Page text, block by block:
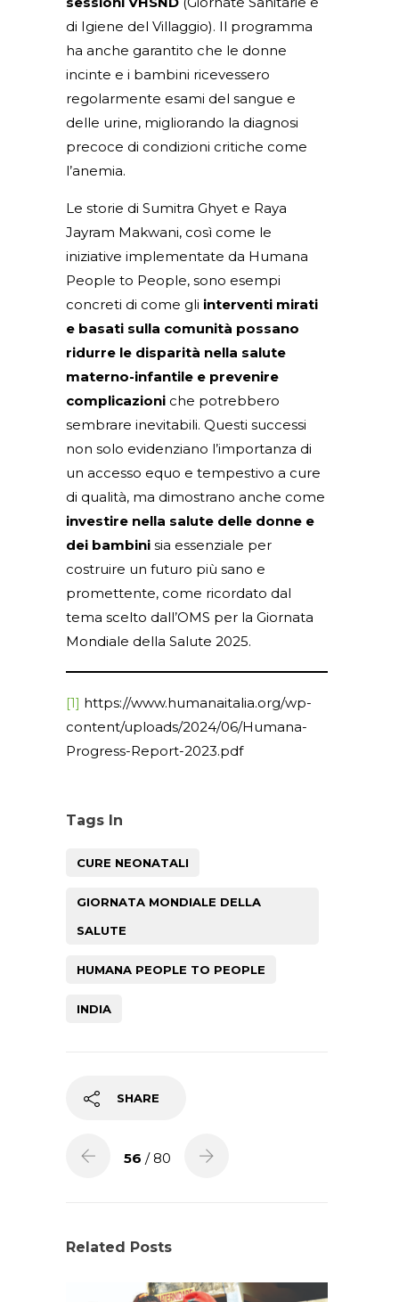
di Igiene del Villaggio). Il programma
ha anche garantito che le donne
incinte e i bambini ricevessero
regolarmente esami del sangue e
delle urine, migliorando la diagnosi
precoce di condizioni critiche come
l’anemia.
Le storie di Sumitra Ghyet e Raya
Jayram Makwani, così come le
iniziative implementate da Humana
People to People, sono esempi
concreti di come gli interventi mirati
e basati sulla comunità possano
ridurre le disparità nella salute
materno-infantile e prevenire
complicazioni che potrebbero
sembrare inevitabili. Questi successi
non solo evidenziano l’importanza di
un accesso equo e tempestivo a cure
di qualità, ma dimostrano anche come
investire nella salute delle donne e
dei bambini sia essenziale per
costruire un futuro più sano e
promettente, come ricordato dal
tema scelto dall’OMS per la Giornata
Mondiale della Salute 2025.
[1] https://www.humanaitalia.org/wp-
content/uploads/2024/06/Humana-
Progress-Report-2023.pdf
Tags In
CURE NEONATALI
GIORNATA MONDIALE DELLA
SALUTE
HUMANA PEOPLE TO PEOPLE
INDIA
SHARE
56 / 80
Related Posts